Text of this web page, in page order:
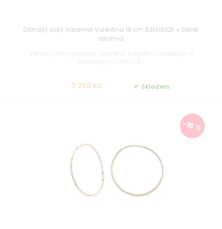
Dámský zlatý náramek Valentina 18 cm ZLNA1632F + Dárek
zdarma
3 250 Kč Skladem
-18 %